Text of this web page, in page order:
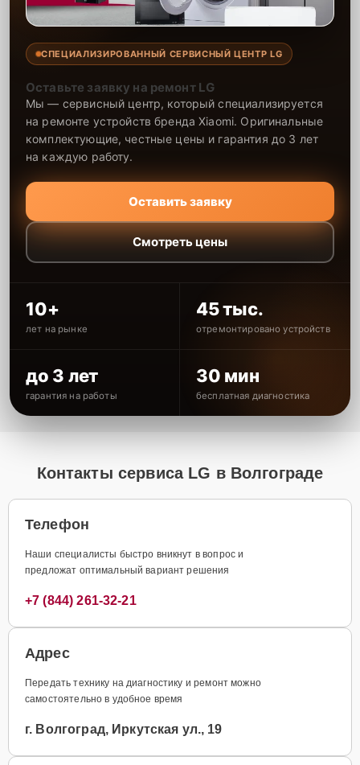
СПЕЦИАЛИЗИРОВАННЫЙ СЕРВИСНЫЙ ЦЕНТР LG
Оставьте заявку на ремонт LG
Мы — сервисный центр, который специализируется
на ремонте устройств бренда Xiaomi. Оригинальные
комплектующие, честные цены и гарантия до 3 лет
на каждую работу.
Оставить заявку
Смотреть цены
10+
лет на рынке
45 тыс.
отремонтировано устройств
до 3 лет
гарантия на работы
30 мин
бесплатная диагностика
Контакты сервиса LG в Волгограде
Телефон
Наши специалисты быстро вникнут в вопрос и
предложат оптимальный вариант решения
+7 (844) 261-32-21
Адрес
Передать технику на диагностику и ремонт можно
самостоятельно в удобное время
г. Волгоград, Иркутская ул., 19